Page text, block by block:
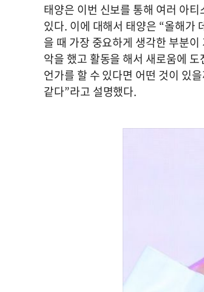
태양은 이번 신보를 통해 여러 아
있다. 이에 대해서 태양은 “올해가
을 때 가장 중요하게 생각한 부분
악을 했고 활동을 해서 새로움에
언가를 할 수 있다면 어떤 것이 있
같다”라고 설명했다.